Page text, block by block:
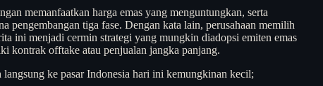
memanfaatkan harga emas yang menguntungkan, serta
tiga fase. Dengan kata lain, perusahaan memilih
ini menjadi cermin strategi yang mungkin diadopsi emiten emas
offtake atau penjualan jangka panjang.
ke pasar Indonesia hari ini kemungkinan kecil;